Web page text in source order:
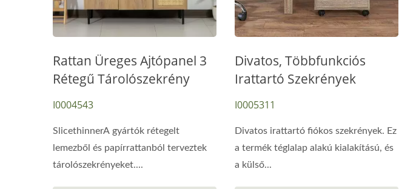
Rattan Üreges Ajtópanel 3
Rétegű Tárolószekrény
I0004543
SlicethinnerA gyártók rétegelt
lemezből és papírrattanból terveztek
tárolószekrényeket....
Divatos, Többfunkciós
Irattartó Szekrények
I0005311
Divatos irattartó fiókos szekrények. Ez
a termék téglalap alakú kialakítású, és
a külső...
Emelő Dohányzóasztal Északi Teak Íróasztal